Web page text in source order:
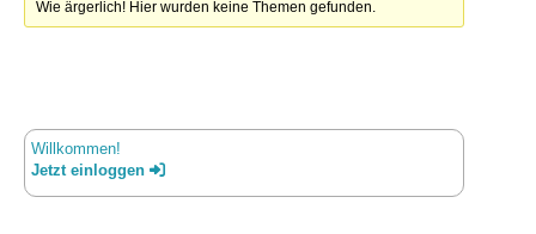
Wie ärgerlich! Hier wurden keine Themen gefunden.
Willkommen!
Jetzt einloggen